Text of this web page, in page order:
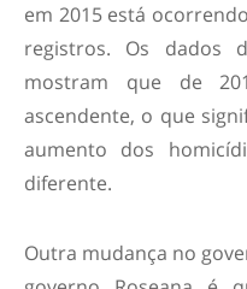
em 2015 está
registros. Os dados
mostram que de
ascendente, o que
aumento dos
diferente.
Outra mudança no